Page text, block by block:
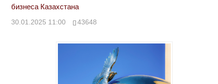
бизнеса Казахстана
30.01.2025 11:00 43648